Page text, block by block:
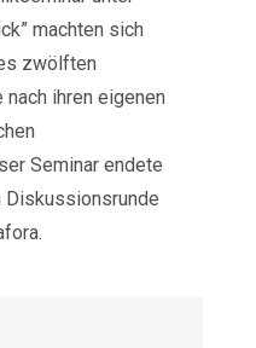
machten sich
zwölften
ihren eigenen
Seminar endete
Diskussionsrunde